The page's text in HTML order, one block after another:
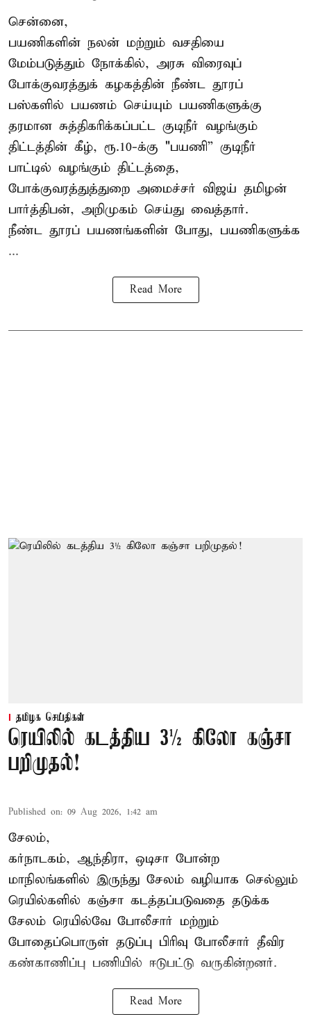
சென்னை,
பயணிகளின் நலன் மற்றும் வசதியை
மேம்படுத்தும் நோக்கில், அரசு விரைவுப்
போக்குவரத்துக் கழகத்தின் நீண்ட தூரப்
பஸ்களில் பயணம் செய்யும் பயணிகளுக்கு
தரமான சுத்திகரிக்கப்பட்ட குடிநீர் வழங்கும்
திட்டத்தின் கீழ், ரூ.10-க்கு "பயணி” குடிநீர்
பாட்டில் வழங்கும் திட்டத்தை,
போக்குவரத்துத்துறை அமைச்சர் விஜய் தமிழன்
பார்த்திபன், அறிமுகம் செய்து வைத்தார்.
நீண்ட தூரப் பயணங்களின் போது, பயணிகளுக்க
...
Read More
தமிழக செய்திகள்
ரெயிலில் கடத்திய 3½ கிலோ கஞ்சா
பறிமுதல்!
Published on: 09 Aug 2026, 1:42 am
சேலம்,
கர்நாடகம், ஆந்திரா, ஒடிசா போன்ற
மாநிலங்களில் இருந்து சேலம் வழியாக செல்லும்
ரெயில்களில் கஞ்சா கடத்தப்படுவதை தடுக்க
சேலம் ரெயில்வே போலீசார் மற்றும்
போதைப்பொருள் தடுப்பு பிரிவு போலீசார் தீவிர
கண்காணிப்பு பணியில் ஈடுபட்டு வருகின்றனர்.
Read More